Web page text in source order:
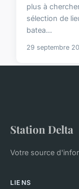
plus à
sélection de
batea...
29 septembre
Station Delta
Votre source
LIENS